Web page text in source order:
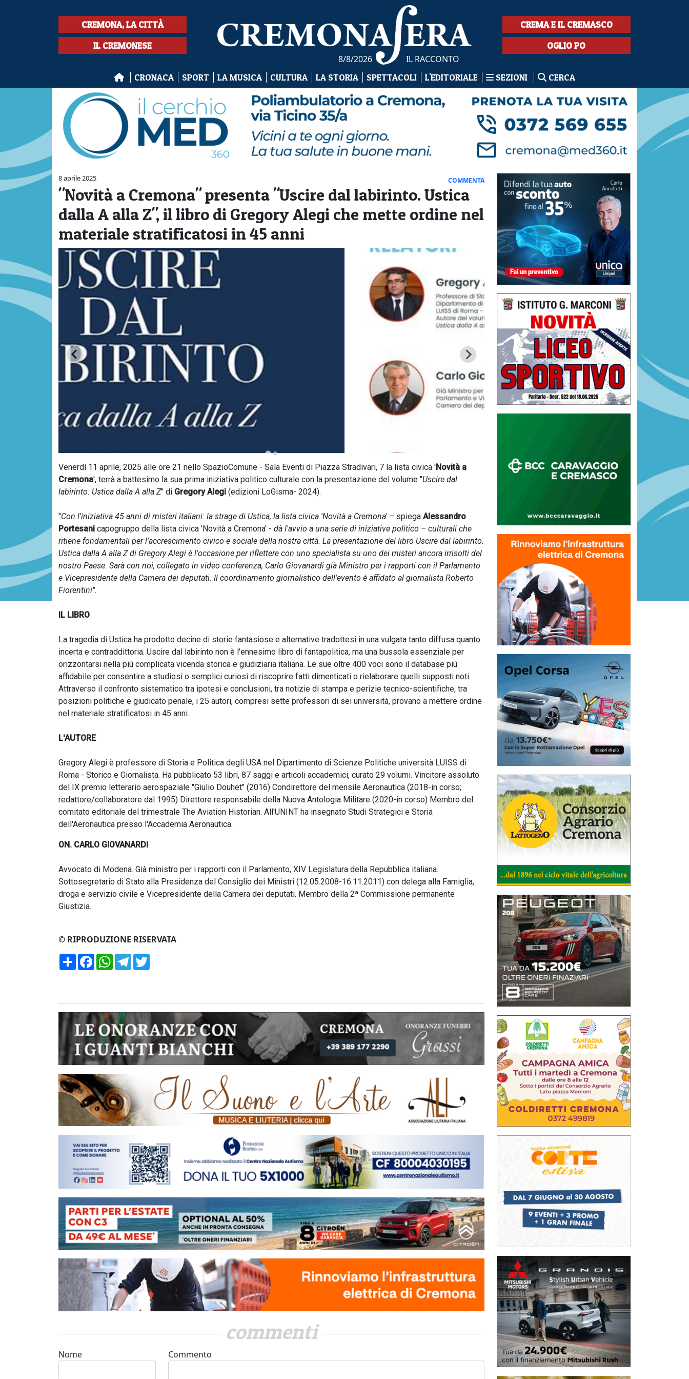
CREMONA, LA CITTÀ
IL CREMONESE
8/8/2026 IL RACCONTO
CREMA E IL CREMASCO
OGLIO PO
CRONACA SPORT LA MUSICA CULTURA LA STORIA SPETTACOLI L'EDITORIALE SEZIONI CERCA
8 aprile 2025 COMMENTA
"Novità a Cremona" presenta "Uscire dal labirinto. Ustica
dalla A alla Z", il libro di Gregory Alegi che mette ordine nel
materiale stratificatosi in 45 anni
Venerdì 11 aprile, 2025 alle ore 21 nello SpazioComune - Sala Eventi di Piazza Stradivari, 7 la lista civica 'Novità a
Cremona', terrà a battesimo la sua prima iniziativa politico culturale con la presentazione del volume "Uscire dal
labirinto. Ustica dalla A alla Z" di Gregory Alegi (edizioni LoGisma- 2024).
"Con l'iniziativa 45 anni di misteri italiani: la strage di Ustica, la lista civica 'Novità a Cremona' – spiega Alessandro
Portesani capogruppo della lista civica 'Novità a Cremona' - dà l'avvio a una serie di iniziative politico – culturali che
ritiene fondamentali per l'accrescimento civico e sociale della nostra città. La presentazione del libro Uscire dal labirinto.
Ustica dalla A alla Z di Gregory Alegi è l'occasione per riflettere con uno specialista su uno dei misteri ancora irrisolti del
nostro Paese. Sarà con noi, collegato in video conferenza, Carlo Giovanardi già Ministro per i rapporti con il Parlamento
e Vicepresidente della Camera dei deputati. Il coordinamento giornalistico dell'evento è affidato al giornalista Roberto
Fiorentini".
IL LIBRO
La tragedia di Ustica ha prodotto decine di storie fantasiose e alternative tradottesi in una vulgata tanto diffusa quanto
incerta e contraddittoria. Uscire dal labirinto non è l'ennesimo libro di fantapolitica, ma una bussola essenziale per
orizzontarsi nella più complicata vicenda storica e giudiziaria italiana. Le sue oltre 400 voci sono il database più
affidabile per consentire a studiosi o semplici curiosi di riscoprire fatti dimenticati o rielaborare quelli supposti noti.
Attraverso il confronto sistematico tra ipotesi e conclusioni, tra notizie di stampa e perizie tecnico-scientifiche, tra
posizioni politiche e giudicato penale, i 25 autori, compresi sette professori di sei università, provano a mettere ordine
nel materiale stratificatosi in 45 anni.
L'AUTORE
Gregory Alegi è professore di Storia e Politica degli USA nel Dipartimento di Scienze Politiche università LUISS di
Roma - Storico e Giornalista. Ha pubblicato 53 libri, 87 saggi e articoli accademici, curato 29 volumi. Vincitore assoluto
del IX premio letterario aerospaziale "Giulio Douhet" (2016) Condirettore del mensile Aeronautica (2018-in corso;
redattore/collaboratore dal 1995) Direttore responsabile della Nuova Antologia Militare (2020-in corso) Membro del
comitato editoriale del trimestrale The Aviation Historian. All'UNINT ha insegnato Studi Strategici e Storia
dell'Aeronautica presso l'Accademia Aeronautica.
ON. CARLO GIOVANARDI
Avvocato di Modena. Già ministro per i rapporti con il Parlamento, XIV Legislatura della Repubblica italiana.
Sottosegretario di Stato alla Presidenza del Consiglio dei Ministri (12.05.2008-16.11.2011) con delega alla Famiglia,
droga e servizio civile e Vicepresidente della Camera dei deputati. Membro della 2ª Commissione permanente
Giustizia.
© RIPRODUZIONE RISERVATA
CondividiFacebookWhatsApp
Telegram
commenti
Nome Commento